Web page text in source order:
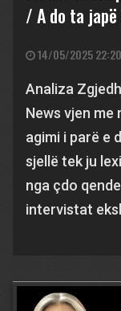
/ A do ta
14/05/2025 22:20
Analiza
News vjen
agimi i parë e
sjellë tek ju
nga çdo
intervistat